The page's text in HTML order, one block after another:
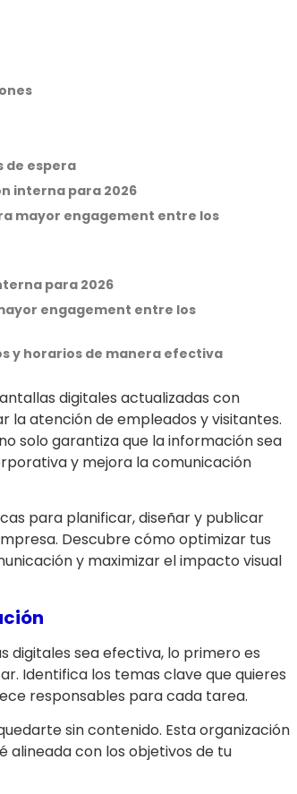
de espera
interna para 2026
mayor engagement entre los
para 2026
engagement entre los
y horarios de manera efectiva
digitales actualizadas con
atención de empleados y visitantes.
solo garantiza que la información sea
y mejora la comunicación
para planificar, diseñar y publicar
Descubre cómo optimizar tus
y maximizar el impacto visual
digitales sea efectiva, lo primero es
Identifica los temas clave que quieres
responsables para cada tarea.
sin contenido. Esta organización
alineada con los objetivos de tu